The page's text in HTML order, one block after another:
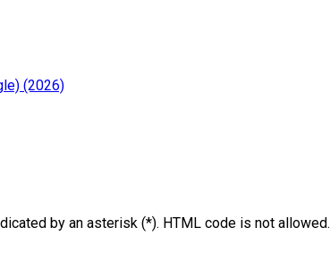
(2026)
by an asterisk (*). HTML code is not allowed.